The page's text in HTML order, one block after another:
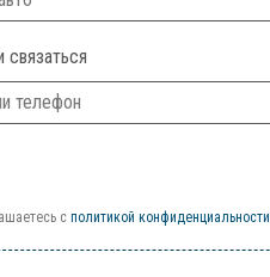
связаться
c политикой конфиденциальности